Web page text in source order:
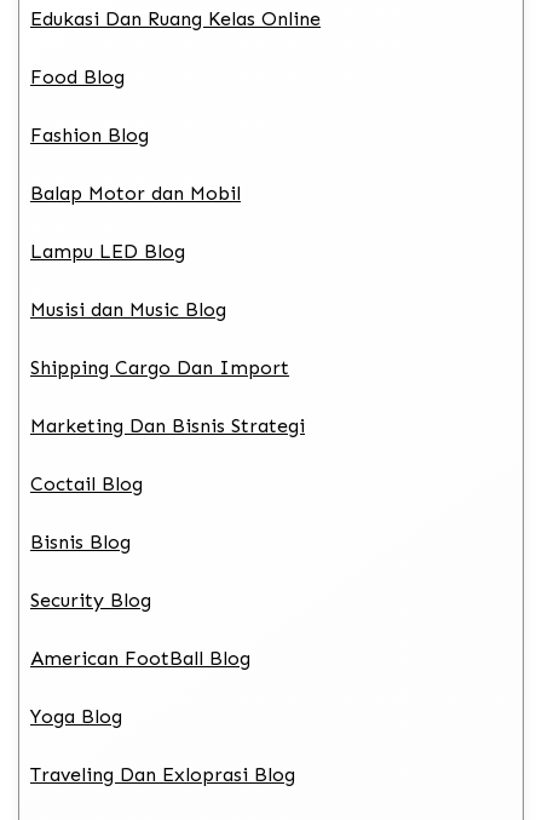
Edukasi Dan Ruang Kelas Online
Food Blog
Fashion Blog
Balap Motor dan Mobil
Lampu LED Blog
Musisi dan Music Blog
Shipping Cargo Dan Import
Marketing Dan Bisnis Strategi
Coctail Blog
Bisnis Blog
Security Blog
American FootBall Blog
Yoga Blog
Traveling Dan Exloprasi Blog